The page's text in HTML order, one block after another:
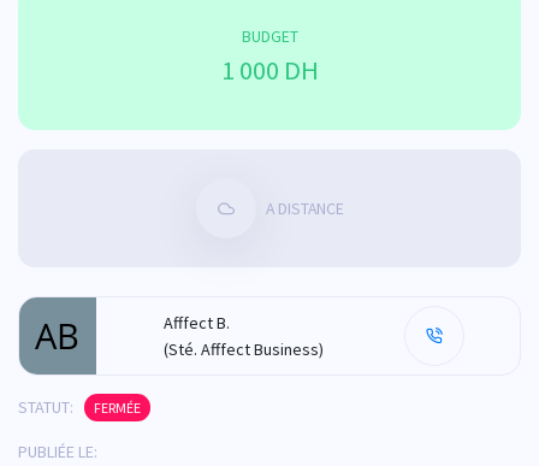
BUDGET
1 000 DH
A DISTANCE
Afffect B.
(Sté. Afffect Business)
STATUT: FERMÉE
PUBLIÉE LE: